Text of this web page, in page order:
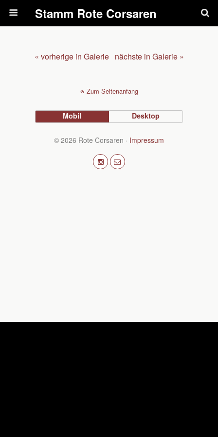
« vorherige in Galerie nächste in Galerie »
Zum Seitenanfang
Mobil Desktop
© 2026 Rote Corsaren · Impressum